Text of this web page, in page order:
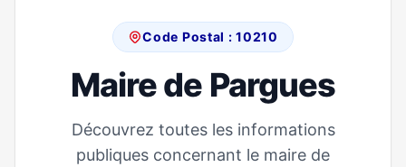
Code Postal : 10210
Maire de Pargues
Découvrez toutes les informations
publiques concernant le maire de